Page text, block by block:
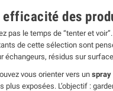
efficacité des
pas le temps de “tenter et
de cette sélection sont
échangeurs, résidus sur
vous orienter vers unspray
plus exposées. L’objectif :